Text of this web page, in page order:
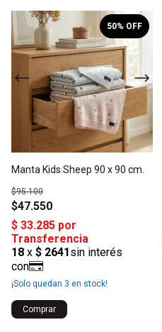
1/5
Manta Kids Sheep 90 x 90 cm.
$47.550
$95.100
50% OFF
¡Solo quedan 3 en stock!
Comprar